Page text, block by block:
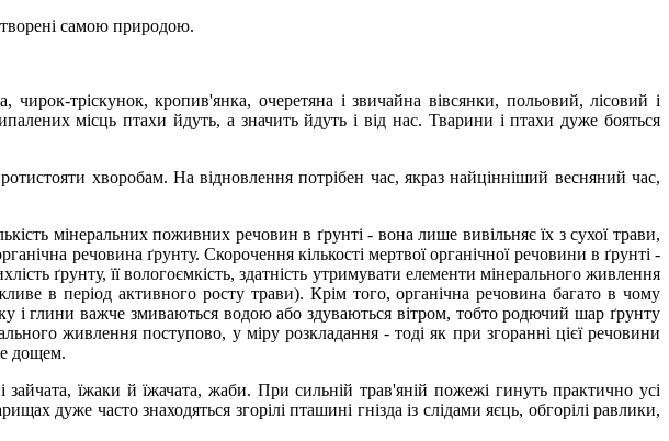
самою природою.
тріскунок, кропив'янка, очеретяна і звичайна вівсянки, польовий, лісовий і
місць птахи йдуть, а значить йдуть і від нас. Тварини і птахи дуже бояться
хворобам. На відновлення потрібен час, якраз найцінніший весняний час,
мінеральних поживних речовин в ґрунті - вона лише вивільняє їх з сухої трави,
речовина ґрунту. Скорочення кількості мертвої органічної речовини в ґрунті -
ґрунту, її вологоємкість, здатність утримувати елементи мінерального живлення
в період активного росту трави). Крім того, органічна речовина багато в чому
і глини важче змиваються водою або здуваються вітром, тобто родючий шар ґрунту
живлення поступово, у міру розкладання - тоді як при згоранні цієї речовини
дощем.
їжаки й їжачата, жаби. При сильній трав'яній пожежі гинуть практично усі
дуже часто знаходяться згорілі пташині гнізда із слідами яєць, обгорілі равлики,